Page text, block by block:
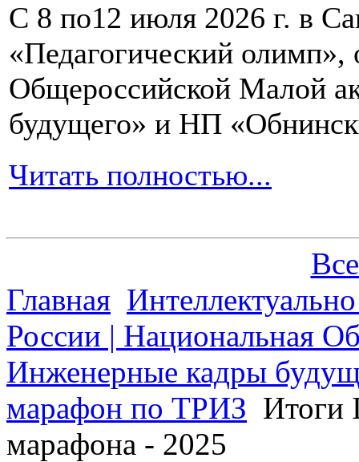
С 8 по12 июля 2026 г. в
«Педагогический олимп»,
Общероссийской Малой
будущего» и НП
Читать полностью...
Главная
России | Национальная
Инженерные кадры
марафон по ТРИЗ Итоги
марафона - 2025